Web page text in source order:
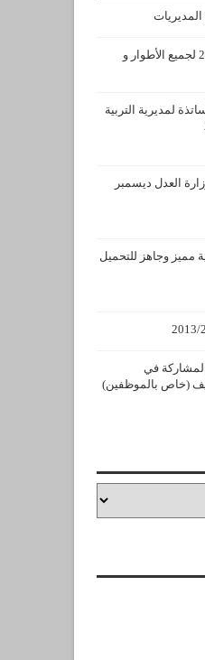
نتائج مسابقة توظيف الأساتذة 2015 لجميع الأطوار و
لمديرية التربية
العدل ديسمبر
مميز وجاهز للتحميل
في
(خاص بالموظفين)